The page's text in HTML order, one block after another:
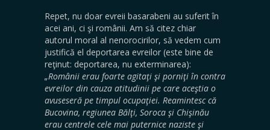
Repet, nu doar evreii basarabeni au suferit în
acei ani, ci şi românii. Am să citez chiar
autorul moral al nenorocirilor, să vedem cum
justifică el deportarea evreilor (este bine de
reţinut: deportarea, nu exterminarea):
„Românii erau foarte agitaţi şi porniţi în contra
evreilor din cauza atitudinii pe care aceştia o
avuseseră pe timpul ocupaţiei. Reamintesc că
Bucovina, regiunea Bălţi, Soroca şi Chişinău
erau centrele cele mai puternice naziste şi